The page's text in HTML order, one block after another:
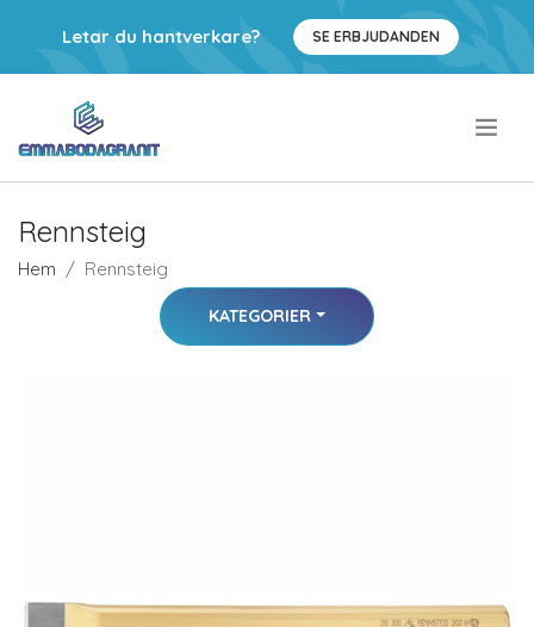
Letar du hantverkare? SE ERBJUDANDEN
Rennsteig
Hem Rennsteig
KATEGORIER